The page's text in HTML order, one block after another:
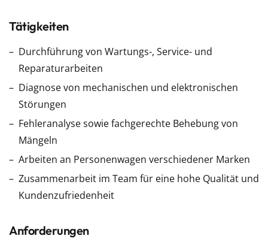
Tätigkeiten
Durchführung von Wartungs-, Service- und
Reparaturarbeiten
Diagnose von mechanischen und elektronischen
Störungen
Fehleranalyse sowie fachgerechte Behebung von
Mängeln
Arbeiten an Personenwagen verschiedener Marken
Zusammenarbeit im Team für eine hohe Qualität und
Kundenzufriedenheit
Anforderungen